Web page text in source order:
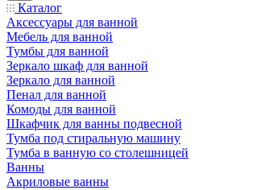
Каталог
Аксессуары для ванной
Мебель для ванной
Тумбы для ванной
Зеркало шкаф для ванной
Зеркало для ванной
Пенал для ванной
Комоды для ванной
Шкафчик для ванны подвесной
Тумба под стиральную машину
Тумба в ванную со столешницей
Ванны
Акриловые ванны